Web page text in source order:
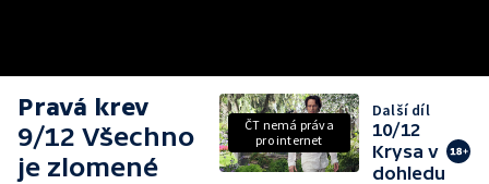
Pravá krev
9/12 Všechno
je zlomené
ČT nemá práva
pro internet
Další díl
10/12
Krysa v
dohledu